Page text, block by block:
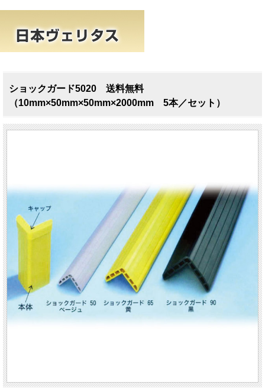
ショックガード5020 送料無料
（10mm×50mm×50mm×2000mm 5本／セット）